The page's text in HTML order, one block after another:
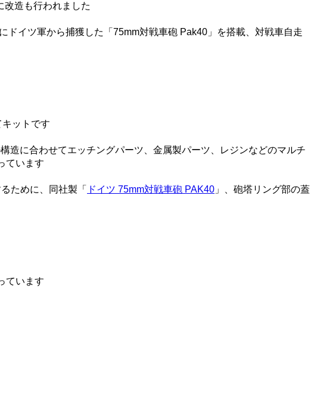
改造も行われました
イツ軍から捕獲した「75mm対戦車砲 Pak40」を搭載、対戦車自走
ットです
造に合わせてエッチングパーツ、金属製パーツ、レジンなどのマルチ
ています
ために、同社製「 ドイツ 75mm対戦車砲 PAK40 」、砲塔リング部の蓋
ています